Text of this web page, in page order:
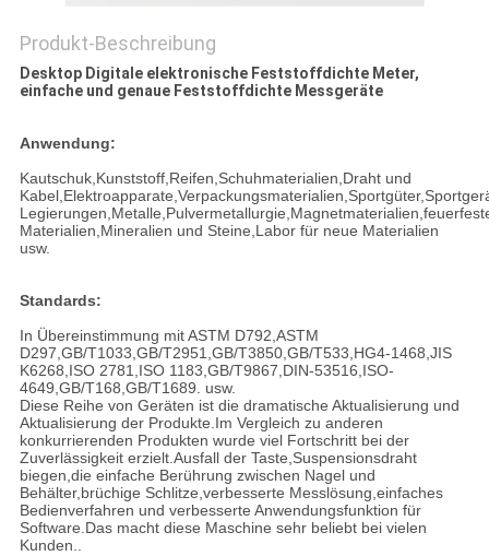
Produkt-Beschreibung
Desktop Digitale elektronische Feststoffdichte Meter,
einfache und genaue Feststoffdichte Messgeräte
Anwendung:
Kautschuk,Kunststoff,Reifen,Schuhmaterialien,Draht und
Materialien,Mineralien und Steine,Labor für neue Materialien
usw.
Standards:
In Übereinstimmung mit ASTM D792,ASTM
D297,GB/T1033,GB/T2951,GB/T3850,GB/T533,HG4-1468,JIS
K6268,ISO 2781,ISO 1183,GB/T9867,DIN-53516,ISO-
4649,GB/T168,GB/T1689. usw.
Diese Reihe von Geräten ist die dramatische Aktualisierung und
Aktualisierung der Produkte.Im Vergleich zu anderen
konkurrierenden Produkten wurde viel Fortschritt bei der
Zuverlässigkeit erzielt.Ausfall der Taste,Suspensionsdraht
biegen,die einfache Berührung zwischen Nagel und
Behälter,brüchige Schlitze,verbesserte Messlösung,einfaches
Bedienverfahren und verbesserte Anwendungsfunktion für
Software.Das macht diese Maschine sehr beliebt bei vielen
Kunden..